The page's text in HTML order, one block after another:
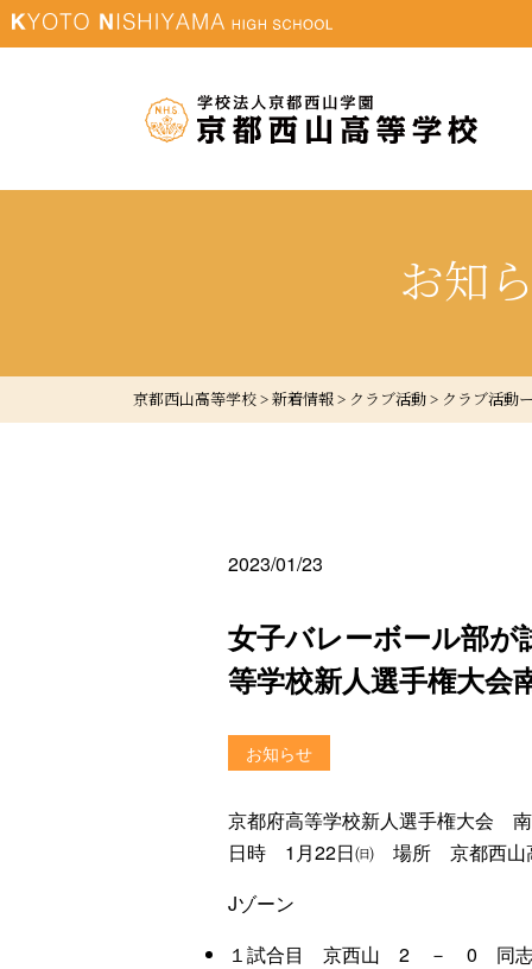
お知
京都西山高等学校 > 新着情報 > クラブ活動 > クラブ活動
2023/01/23
女子バレーボール部が
等学校新人選手権大会
お知らせ
京都府高等学校新人選手権大会
日時 1月22日㈰ 場所 京都西山
Jゾーン
１試合目 京西山 2 － 0 同